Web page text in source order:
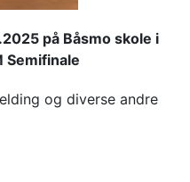
på Båsmo skole i
Semifinale
og diverse andre